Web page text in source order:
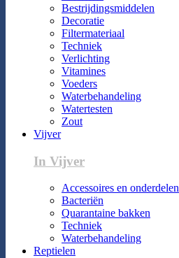
Bestrijdingsmiddelen
Decoratie
Filtermateriaal
Techniek
Verlichting
Vitamines
Voeders
Waterbehandeling
Watertesten
Zout
Vijver
In Vijver
Accessoires en onderdelen
Bacteriën
Quarantaine bakken
Techniek
Waterbehandeling
Reptielen